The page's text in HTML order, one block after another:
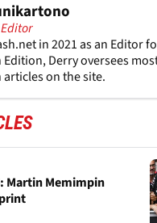
in 2021 as an Editor
Derry oversees
on the site.
Martin Memimpin